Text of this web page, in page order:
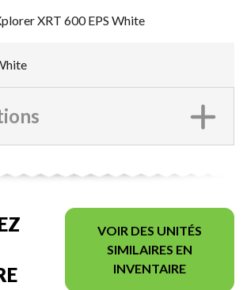
XRT 600 EPS White
VOIR DES UNITÉS
SIMILAIRES EN
INVENTAIRE